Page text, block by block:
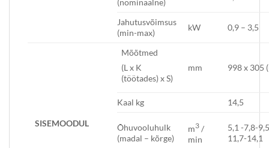
(nominaalne)
Jahutusvõimsus
(min-max)
kW 0,9 – 3,5
SISEMOODUL
Mõõtmed
(L x K
(töötades) x S)
mm 998 x 305
Kaal kg 14,5
Õhuvooluhulk
(madal – kõrge)
m3 /
min
5,1 -7,8-
11,7-14,1